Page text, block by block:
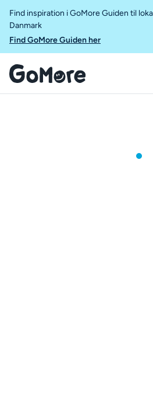
Find inspiration i GoMore Guiden til
Danmark
Find GoMore Guiden her